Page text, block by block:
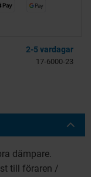
2-5 vardagar
17-6000-23
dämpare.
till föraren /